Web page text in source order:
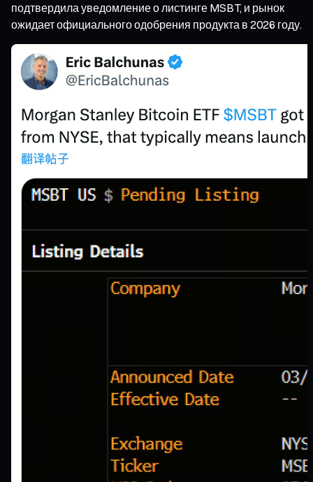
подтвердила уведомление о листинге MSBT, и рынок
ожидает официального одобрения продукта в 2026 году.